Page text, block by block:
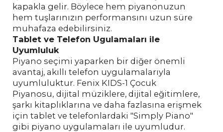
kapakla gelir. Böylece hem piyanonuzun
hem tuşlarınızın performansını uzun süre
muhafaza edebilirsiniz.
Tablet ve Telefon Ugulamaları ile
Uyumluluk
Piyano seçimi yaparken bir diğer önemli
avantaj, akıllı telefon uygulamalarıyla
uyumluluktur. Fenix KIDS-1 Çocuk
Piyanosu, dijital müziklere, dijital eğitimlere,
şarkı kitaplıklarına ve daha fazlasına erişmek
için tablet ve telefonlardaki "Simply Piano"
gibi piyano uygulamaları ile uyumludur.